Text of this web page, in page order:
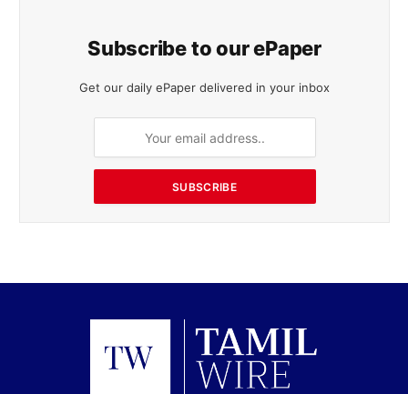
Subscribe to our ePaper
Get our daily ePaper delivered in your inbox
SUBSCRIBE